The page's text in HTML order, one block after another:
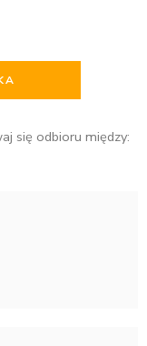
się odbioru między: